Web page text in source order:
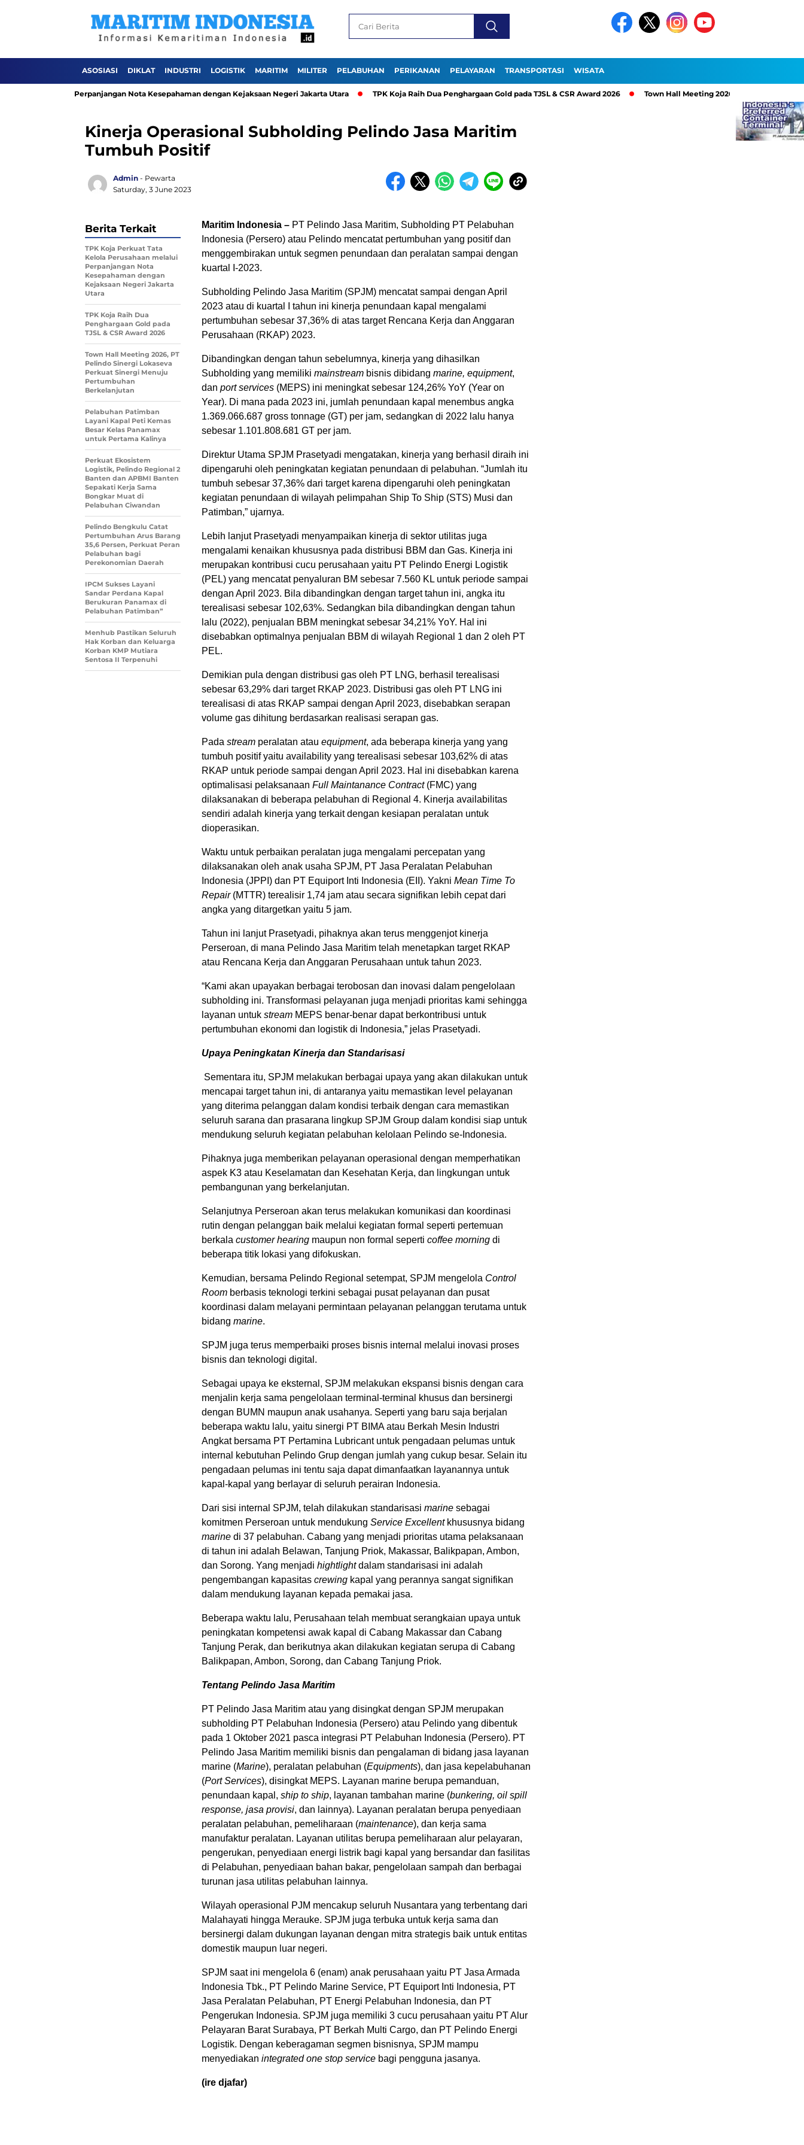
ASOSIASI DIKLAT INDUSTRI LOGISTIK MARITIM MILITER PELABUHAN PERIKANAN PELAYARAN TRANSPORTASI WISATA
melalui Perpanjangan Nota Kesepahaman dengan Kejaksaan Negeri Jakarta Utara TPK Koja Raih Dua Penghargaan Gold pada TJSL & CSR Award 2026 Town Hall Meeting 2026, PT Pelindo Sinergi
Kinerja Operasional Subholding Pelindo Jasa Maritim
Tumbuh Positif
Admin - Pewarta
Saturday, 3 June 2023
Maritim Indonesia – PT Pelindo Jasa Maritim, Subholding PT Pelabuhan
Indonesia (Persero) atau Pelindo mencatat pertumbuhan yang positif dan
menggembirakan untuk segmen penundaan dan peralatan sampai dengan
kuartal I-2023.
Subholding Pelindo Jasa Maritim (SPJM) mencatat sampai dengan April
2023 atau di kuartal I tahun ini kinerja penundaan kapal mengalami
pertumbuhan sebesar 37,36% di atas target Rencana Kerja dan Anggaran
Perusahaan (RKAP) 2023.
Dibandingkan dengan tahun sebelumnya, kinerja yang dihasilkan
Subholding yang memiliki mainstream bisnis dibidang marine, equipment,
dan port services (MEPS) ini meningkat sebesar 124,26% YoY (Year on
Year). Di mana pada 2023 ini, jumlah penundaan kapal menembus angka
1.369.066.687 gross tonnage (GT) per jam, sedangkan di 2022 lalu hanya
sebesar 1.101.808.681 GT per jam.
Direktur Utama SPJM Prasetyadi mengatakan, kinerja yang berhasil diraih ini
dipengaruhi oleh peningkatan kegiatan penundaan di pelabuhan. “Jumlah itu
tumbuh sebesar 37,36% dari target karena dipengaruhi oleh peningkatan
kegiatan penundaan di wilayah pelimpahan Ship To Ship (STS) Musi dan
Patimban,” ujarnya.
Lebih lanjut Prasetyadi menyampaikan kinerja di sektor utilitas juga
mengalami kenaikan khususnya pada distribusi BBM dan Gas. Kinerja ini
merupakan kontribusi cucu perusahaan yaitu PT Pelindo Energi Logistik
(PEL) yang mencatat penyaluran BM sebesar 7.560 KL untuk periode sampai
dengan April 2023. Bila dibandingkan dengan target tahun ini, angka itu
terealisasi sebesar 102,63%. Sedangkan bila dibandingkan dengan tahun
lalu (2022), penjualan BBM meningkat sebesar 34,21% YoY. Hal ini
disebabkan optimalnya penjualan BBM di wilayah Regional 1 dan 2 oleh PT
PEL.
Demikian pula dengan distribusi gas oleh PT LNG, berhasil terealisasi
sebesar 63,29% dari target RKAP 2023. Distribusi gas oleh PT LNG ini
terealisasi di atas RKAP sampai dengan April 2023, disebabkan serapan
volume gas dihitung berdasarkan realisasi serapan gas.
Pada stream peralatan atau equipment, ada beberapa kinerja yang yang
tumbuh positif yaitu availability yang terealisasi sebesar 103,62% di atas
RKAP untuk periode sampai dengan April 2023. Hal ini disebabkan karena
optimalisasi pelaksanaan Full Maintanance Contract (FMC) yang
dilaksanakan di beberapa pelabuhan di Regional 4. Kinerja availabilitas
sendiri adalah kinerja yang terkait dengan kesiapan peralatan untuk
dioperasikan.
Waktu untuk perbaikan peralatan juga mengalami percepatan yang
dilaksanakan oleh anak usaha SPJM, PT Jasa Peralatan Pelabuhan
Indonesia (JPPI) dan PT Equiport Inti Indonesia (EII). Yakni Mean Time To
Repair(MTTR) terealisir 1,74 jam atau secara signifikan lebih cepat dari
angka yang ditargetkan yaitu 5 jam.
Tahun ini lanjut Prasetyadi, pihaknya akan terus menggenjot kinerja
Perseroan, di mana Pelindo Jasa Maritim telah menetapkan target RKAP
atau Rencana Kerja dan Anggaran Perusahaan untuk tahun 2023.
“Kami akan upayakan berbagai terobosan dan inovasi dalam pengelolaan
subholding ini. Transformasi pelayanan juga menjadi prioritas kami sehingga
layanan untuk stream MEPS benar-benar dapat berkontribusi untuk
pertumbuhan ekonomi dan logistik di Indonesia,” jelas Prasetyadi.
Upaya Peningkatan Kinerja dan Standarisasi
Sementara itu, SPJM melakukan berbagai upaya yang akan dilakukan untuk
mencapai target tahun ini, di antaranya yaitu memastikan level pelayanan
yang diterima pelanggan dalam kondisi terbaik dengan cara memastikan
seluruh sarana dan prasarana lingkup SPJM Group dalam kondisi siap untuk
mendukung seluruh kegiatan pelabuhan kelolaan Pelindo se-Indonesia.
Pihaknya juga memberikan pelayanan operasional dengan memperhatikan
aspek K3 atau Keselamatan dan Kesehatan Kerja, dan lingkungan untuk
pembangunan yang berkelanjutan.
Selanjutnya Perseroan akan terus melakukan komunikasi dan koordinasi
rutin dengan pelanggan baik melalui kegiatan formal seperti pertemuan
berkala customer hearing maupun non formal seperti coffee morning di
beberapa titik lokasi yang difokuskan.
Kemudian, bersama Pelindo Regional setempat, SPJM mengelola Control
Room berbasis teknologi terkini sebagai pusat pelayanan dan pusat
koordinasi dalam melayani permintaan pelayanan pelanggan terutama untuk
bidang marine.
SPJM juga terus memperbaiki proses bisnis internal melalui inovasi proses
bisnis dan teknologi digital.
Sebagai upaya ke eksternal, SPJM melakukan ekspansi bisnis dengan cara
menjalin kerja sama pengelolaan terminal-terminal khusus dan bersinergi
dengan BUMN maupun anak usahanya. Seperti yang baru saja berjalan
beberapa waktu lalu, yaitu sinergi PT BIMA atau Berkah Mesin Industri
Angkat bersama PT Pertamina Lubricant untuk pengadaan pelumas untuk
internal kebutuhan Pelindo Grup dengan jumlah yang cukup besar. Selain itu
pengadaan pelumas ini tentu saja dapat dimanfaatkan layanannya untuk
kapal-kapal yang berlayar di seluruh perairan Indonesia.
Dari sisi internal SPJM, telah dilakukan standarisasi marine sebagai
komitmen Perseroan untuk mendukung Service Excellentkhususnya bidang
marine di 37 pelabuhan. Cabang yang menjadi prioritas utama pelaksanaan
di tahun ini adalah Belawan, Tanjung Priok, Makassar, Balikpapan, Ambon,
dan Sorong. Yang menjadi hightlightdalam standarisasi ini adalah
pengembangan kapasitas crewing kapal yang perannya sangat signifikan
dalam mendukung layanan kepada pemakai jasa.
Beberapa waktu lalu, Perusahaan telah membuat serangkaian upaya untuk
peningkatan kompetensi awak kapal di Cabang Makassar dan Cabang
Tanjung Perak, dan berikutnya akan dilakukan kegiatan serupa di Cabang
Balikpapan, Ambon, Sorong, dan Cabang Tanjung Priok.
Tentang Pelindo Jasa Maritim
PT Pelindo Jasa Maritim atau yang disingkat dengan SPJM merupakan
subholding PT Pelabuhan Indonesia (Persero) atau Pelindo yang dibentuk
pada 1 Oktober 2021 pasca integrasi PT Pelabuhan Indonesia (Persero). PT
Pelindo Jasa Maritim memiliki bisnis dan pengalaman di bidang jasa layanan
marine (Marine), peralatan pelabuhan (Equipments), dan jasa kepelabuhanan
(Port Services), disingkat MEPS. Layanan marine berupa pemanduan,
penundaan kapal, ship to ship, layanan tambahan marine (bunkering, oil spill
response, jasa provisi, dan lainnya). Layanan peralatan berupa penyediaan
peralatan pelabuhan, pemeliharaan (maintenance), dan kerja sama
manufaktur peralatan. Layanan utilitas berupa pemeliharaan alur pelayaran,
pengerukan, penyediaan energi listrik bagi kapal yang bersandar dan fasilitas
di Pelabuhan, penyediaan bahan bakar, pengelolaan sampah dan berbagai
turunan jasa utilitas pelabuhan lainnya.
Wilayah operasional PJM mencakup seluruh Nusantara yang terbentang dari
Malahayati hingga Merauke. SPJM juga terbuka untuk kerja sama dan
bersinergi dalam dukungan layanan dengan mitra strategis baik untuk entitas
domestik maupun luar negeri.
SPJM saat ini mengelola 6 (enam) anak perusahaan yaitu PT Jasa Armada
Indonesia Tbk., PT Pelindo Marine Service, PT Equiport Inti Indonesia, PT
Jasa Peralatan Pelabuhan, PT Energi Pelabuhan Indonesia, dan PT
Pengerukan Indonesia. SPJM juga memiliki 3 cucu perusahaan yaitu PT Alur
Pelayaran Barat Surabaya, PT Berkah Multi Cargo, dan PT Pelindo Energi
Logistik. Dengan keberagaman segmen bisnisnya, SPJM mampu
menyediakan integrated one stop service bagi pengguna jasanya.
(ire djafar)
Berita Terkait
TPK Koja Perkuat Tata
Kelola Perusahaan melalui
Perpanjangan Nota
Kesepahaman dengan
Kejaksaan Negeri Jakarta
Utara
TPK Koja Raih Dua
Penghargaan Gold pada
TJSL & CSR Award 2026
Town Hall Meeting 2026, PT
Pelindo Sinergi Lokaseva
Perkuat Sinergi Menuju
Pertumbuhan
Berkelanjutan
Pelabuhan Patimban
Layani Kapal Peti Kemas
Besar Kelas Panamax
untuk Pertama Kalinya
Perkuat Ekosistem
Logistik, Pelindo Regional 2
Banten dan APBMI Banten
Sepakati Kerja Sama
Bongkar Muat di
Pelabuhan Ciwandan
Pelindo Bengkulu Catat
Pertumbuhan Arus Barang
35,6 Persen, Perkuat Peran
Pelabuhan bagi
Perekonomian Daerah
IPCM Sukses Layani
Sandar Perdana Kapal
Berukuran Panamax di
Pelabuhan Patimban”
Menhub Pastikan Seluruh
Hak Korban dan Keluarga
Korban KMP Mutiara
Sentosa II Terpenuhi